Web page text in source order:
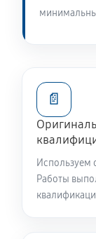
📄
Используем
Работы